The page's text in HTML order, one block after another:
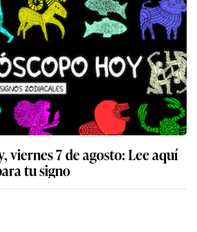
viernes 7 de agosto: Lee aquí
tu signo